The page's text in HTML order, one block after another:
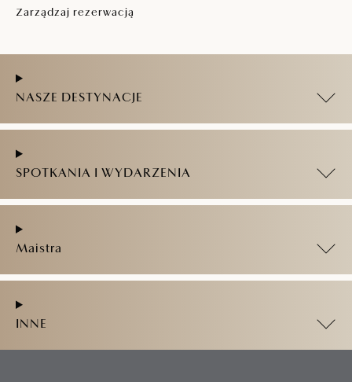
Zarządzaj rezerwacją
NASZE DESTYNACJE
SPOTKANIA I WYDARZENIA
Maistra
INNE